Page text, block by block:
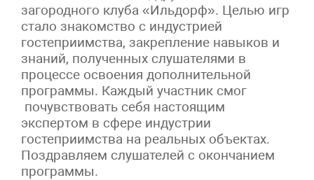
загородного клуба «Ильдорф». Целью игр
стало знакомство с индустрией
гостеприимства, закрепление навыков и
знаний, полученных слушателями в
процессе освоения дополнительной
программы. Каждый участник смог
почувствовать себя настоящим
экспертом в сфере индустрии
гостеприимства на реальных объектах.
Поздравляем слушателей с окончанием
программы.